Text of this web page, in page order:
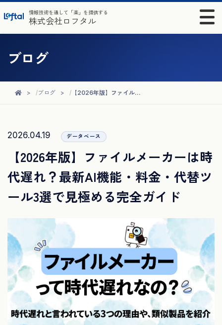
情報技術を通して「楽」を提供する
株式会社ロフタル
ブログ
ブログ 【2026年版】ファイルメーカーは時代遅れ？最新AI機能・料金・代替ツール3選で見極める完全ガイド
2026.04.19 データベース
【2026年版】ファイルメーカーは時
代遅れ？最新AI機能・料金・代替ツ
ール3選で見極める完全ガイド